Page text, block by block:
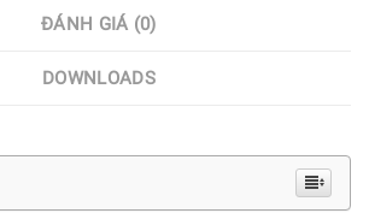
ĐÁNH GIÁ (0)
DOWNLOADS